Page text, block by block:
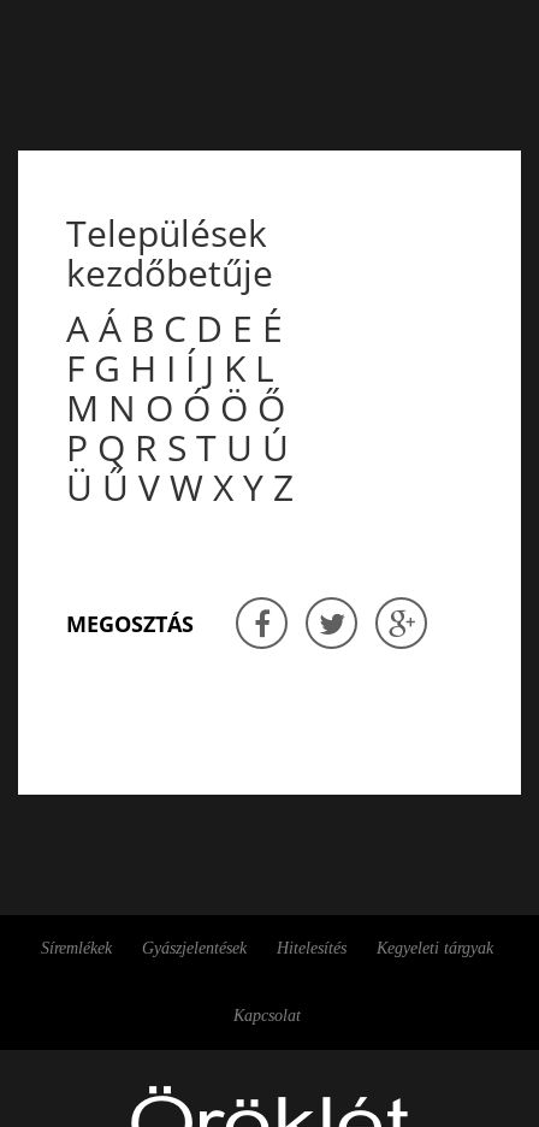
Települések
kezdőbetűje
AÁ B C D E É
F G H I Í J K L
M N O Ó Ö Ő
P Q R S T U Ú
Ü Ű VWXY Z
MEGOSZTÁS
Síremlékek Gyászjelentések Hitelesítés Kegyeleti tárgyak
Kapcsolat